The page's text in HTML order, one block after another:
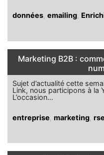
données emailing
Marketing B2B :
Sujet d’actualité cette
Link, nous participons à la
L’occasion…
entreprise marketing rse